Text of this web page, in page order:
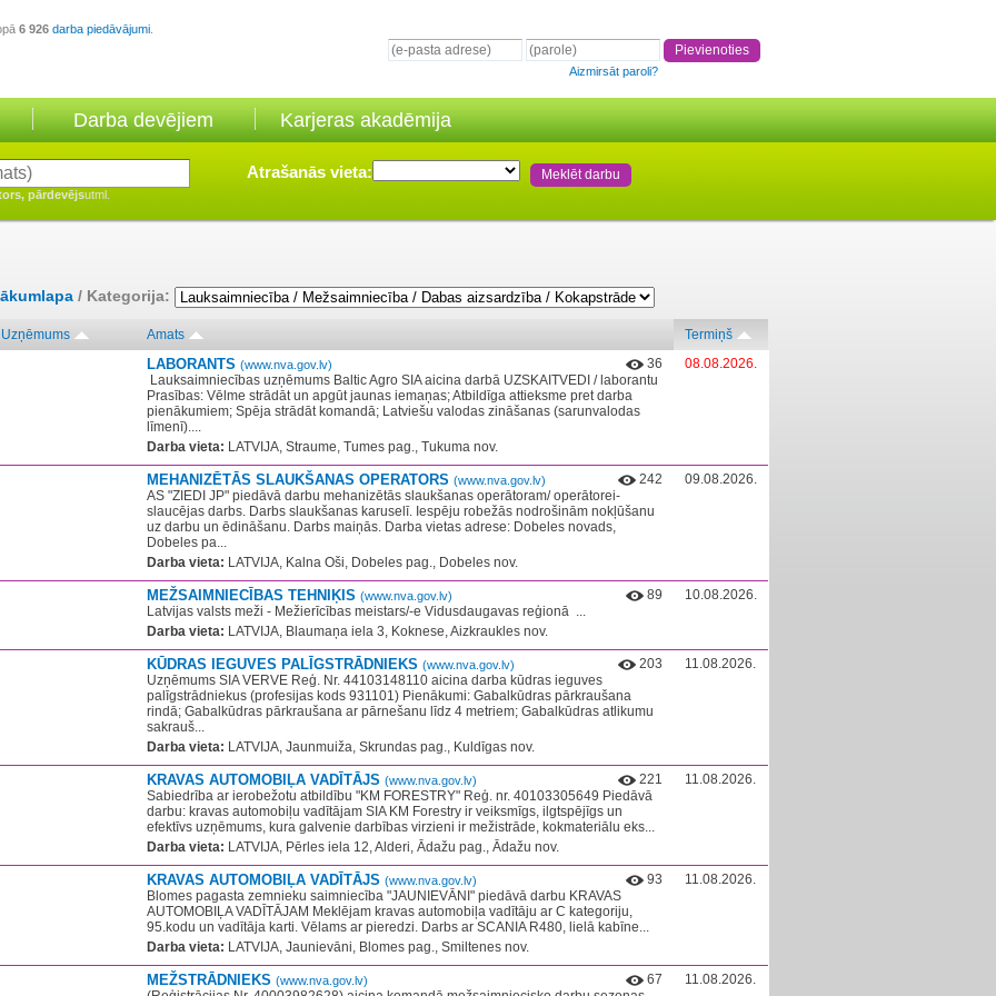
6 926 darba piedāvājumi
Aizmirsāt paroli?
Darba devējiem Karjeras akadēmija
pārdevējsutml.
Atrašanās vieta:
/ Kategorija:
Uzņēmums Amats Termiņš
LABORANTS (www.nva.gov.lv)
36
​ Lauksaimniecības uzņēmums Baltic Agro SIA aicina darbā UZSKAITVEDI / laborantu
Prasības: Vēlme strādāt un apgūt jaunas iemaņas; Atbildīga attieksme pret darba
pienākumiem; Spēja strādāt komandā; Latviešu valodas zināšanas (sarunvalodas
līmenī)....
Darba vieta: LATVIJA, Straume, Tumes pag., Tukuma nov.
08.08.2026.
MEHANIZĒTĀS SLAUKŠANAS OPERATORS (www.nva.gov.lv)
242
AS "ZIEDI JP" piedāvā darbu mehanizētās slaukšanas operātoram/ operātorei-
slaucējas darbs. Darbs slaukšanas karuselī. Iespēju robežās nodrošinām nokļūšanu
uz darbu un ēdināšanu. Darbs maiņās. Darba vietas adrese: Dobeles novads,
Dobeles pa...
Darba vieta: LATVIJA, Kalna Oši, Dobeles pag., Dobeles nov.
09.08.2026.
MEŽSAIMNIECĪBAS TEHNIĶIS (www.nva.gov.lv)
89
Latvijas valsts meži - Mežierīcības meistars/-e Vidusdaugavas reģionā ​ ...
Darba vieta: LATVIJA, Blaumaņa iela 3, Koknese, Aizkraukles nov.
10.08.2026.
KŪDRAS IEGUVES PALĪGSTRĀDNIEKS (www.nva.gov.lv)
203
Uzņēmums SIA VERVE Reģ. Nr. 44103148110 aicina darba kūdras ieguves
palīgstrādniekus (profesijas kods 931101) Pienākumi: Gabalkūdras pārkraušana
rindā; Gabalkūdras pārkraušana ar pārnešanu līdz 4 metriem; Gabalkūdras atlikumu
sakrauš...
Darba vieta: LATVIJA, Jaunmuiža, Skrundas pag., Kuldīgas nov.
11.08.2026.
KRAVAS AUTOMOBIĻA VADĪTĀJS (www.nva.gov.lv)
221
​Sabiedrība ar ierobežotu atbildību "KM FORESTRY" Reģ. nr. 40103305649 Piedāvā
darbu: kravas automobiļu vadītājam SIA KM Forestry ir veiksmīgs, ilgtspējīgs un
efektīvs uzņēmums, kura galvenie darbības virzieni ir mežistrāde, kokmateriālu eks...
Darba vieta: LATVIJA, Pērles iela 12, Alderi, Ādažu pag., Ādažu nov.
11.08.2026.
KRAVAS AUTOMOBIĻA VADĪTĀJS (www.nva.gov.lv)
93
Blomes pagasta zemnieku saimniecība "JAUNIEVĀNI" piedāvā darbu KRAVAS
AUTOMOBIĻA VADĪTĀJAM Meklējam kravas automobiļa vadītāju ar C kategoriju,
95.kodu un vadītāja karti. Vēlams ar pieredzi. Darbs ar SCANIA R480, lielā kabīne...
Darba vieta: LATVIJA, Jaunievāni, Blomes pag., Smiltenes nov.
11.08.2026.
MEŽSTRĀDNIEKS (www.nva.gov.lv)
67
11.08.2026.